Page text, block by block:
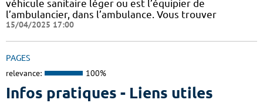
véhicule sanitaire léger ou est l’équipier de
l’ambulancier, dans l’ambulance. Vous trouver
15/04/2025 17:00
PAGES
relevance: 100%
Infos pratiques - Liens utiles